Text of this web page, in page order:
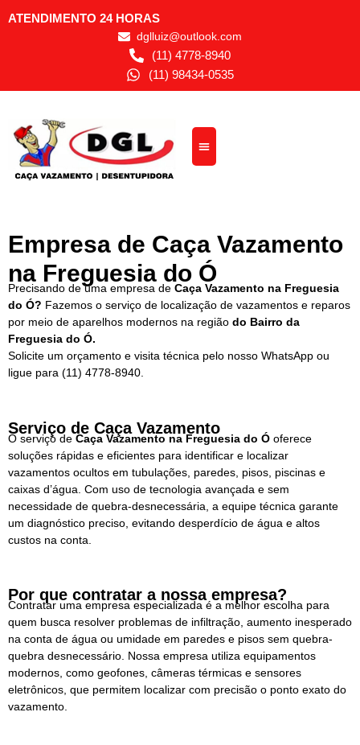
ATENDIMENTO 24 HORAS
dglluiz@outlook.com
(11) 4778-8940
(11) 98434-0535
Empresa de Caça Vazamento
na Freguesia do Ó
Precisando de uma empresa de Caça Vazamento na Freguesia
do Ó? Fazemos o serviço de localização de vazamentos e reparos
por meio de aparelhos modernos na região do Bairro da
Freguesia do Ó.
Solicite um orçamento e visita técnica pelo nosso WhatsApp ou
ligue para (11) 4778-8940
Serviço de Caça Vazamento
O serviço deCaça Vazamento na Freguesia do Ó oferece
soluções rápidas e eficientes para identificar e localizar
vazamentos ocultos em tubulações, paredes, pisos, piscinas e
caixas d’água. Com uso de tecnologia avançada e sem
necessidade de quebra-desnecessária, a equipe técnica garante
um diagnóstico preciso, evitando desperdício de água e altos
custos na conta.
Por que contratar a nossa empresa?
Contratar uma empresa especializada é a melhor escolha para
quem busca resolver problemas de infiltração, aumento inesperado
na conta de água ou umidade em paredes e pisos sem quebra-
quebra desnecessário. Nossa empresa utiliza equipamentos
modernos, como geofones, câmeras térmicas e sensores
eletrônicos, que permitem localizar com precisão o ponto exato do
vazamento.